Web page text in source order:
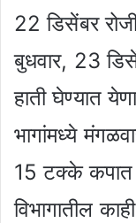
22 डिसेंबर
बुधवार, 23
हाती घेण्यात
भागांमध्ये
15 टक्के
विभागातील